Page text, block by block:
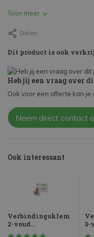
Toon meer
Delen
Dit product is ook
Heb jij een vraag over
Ook voor een offerte kan je
Neem direct contact
Ook interessant
Verbindingsklem
2-voud...
3-